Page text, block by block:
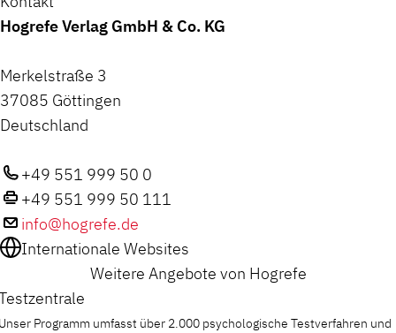
Hogrefe Verlag GmbH & Co. KG
Merkelstraße 3
37085 Göttingen
Deutschland
+49 551 999 50 0
+49 551 999 50 111
info@hogrefe.de
Internationale Websites
Weitere Angebote von Hogrefe
Programm umfasst über 2.000 psychologische Testverfahren und